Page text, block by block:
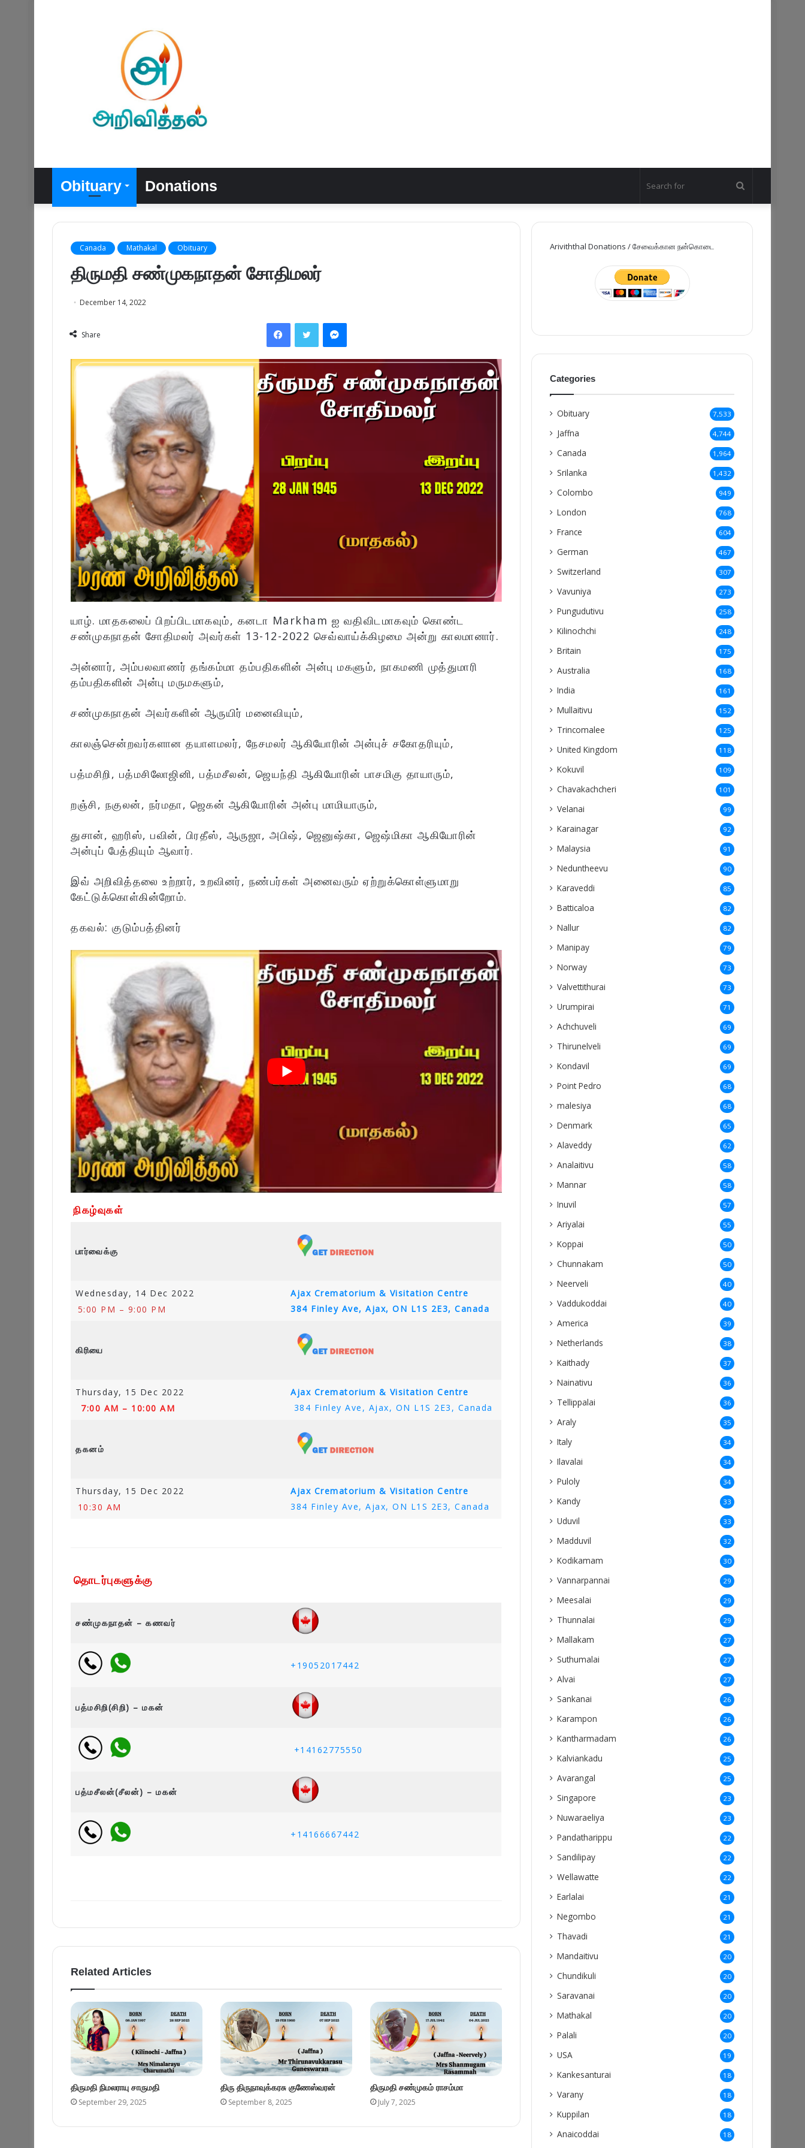
Obituary Donations
for
Canada Mathakal Obituary
திருமதி சண்முகநாதன் சோதிமலர்
December 14, 2022
Share
FacebookTwitter Messenger
யாழ். மாதகலைப் பிறப்பிடமாகவும், கனடா Markham ஐ வதிவிடமாகவும் கொண்ட
சண்முகநாதன் சோதிமலர் அவர்கள் 13-12-2022 செவ்வாய்க்கிழமை அன்று காலமானார்.
அன்னார், அம்பலவாணர் தங்கம்மா தம்பதிகளின் அன்பு மகளும், நாகமணி முத்துமாரி
தம்பதிகளின் அன்பு மருமகளும்,
சண்முகநாதன் அவர்களின் ஆருயிர் மனைவியும்,
காலஞ்சென்றவர்களான தயாளமலர், நேசமலர் ஆகியோரின் அன்புச் சகோதரியும்,
பத்மசிறி, பத்மசிலோஜினி, பத்மசீலன், ஜெயந்தி ஆகியோரின் பாசமிகு தாயாரும்,
றஞ்சி, நகுலன், நர்மதா, ஜெகன் ஆகியோரின் அன்பு மாமியாரும்,
துசான், ஹரிஸ், பவின், பிரதீஸ், ஆருஜா, அபிஷ், ஜெனுஷ்கா, ஜெஷ்மிகா ஆகியோரின்
அன்புப் பேத்தியும் ஆவார்.
இவ் அறிவித்தலை உற்றார், உறவினர், நண்பர்கள் அனைவரும் ஏற்றுக்கொள்ளுமாறு
கேட்டுக்கொள்கின்றோம்.
தகவல்: குடும்பத்தினர்
நிகழ்வுகள்
பார்வைக்கு
Wednesday, 14 Dec 2022
5:00 PM – 9:00 PM
Ajax Crematorium & Visitation Centre
384 Finley Ave, Ajax, ON L1S 2E3, Canada
கிரியை
Thursday, 15 Dec 2022
7:00 AM – 10:00 AM
Ajax Crematorium & Visitation Centre
384 Finley Ave, Ajax, ON L1S 2E3, Canada
தகனம்
Thursday, 15 Dec 2022
10:30 AM
Ajax Crematorium & Visitation Centre
384 Finley Ave, Ajax, ON L1S 2E3, Canada
தொடர்புகளுக்கு
சண்முகநாதன் – கணவர்
+19052017442
பத்மசிறி(சிறி) – மகன்
+14162775550
பத்மசீலன்(சீலன்) – மகன்
+14166667442
Related Articles
திருமதி நிமலராயு சாருமதி
September 29, 2025
திரு திருநாவுக்கரசு குணேஸ்வரன்
September 8, 2025
திருமதி சண்முகம் ராசம்மா
July 7, 2025
Ariviththal Donations / சேவைக்கான நன்கொடை
Categories
Obituary 7,533
Jaffna 4,744
Canada 1,964
Srilanka 1,432
Colombo 949
London 768
France 604
German 467
Switzerland 307
Vavuniya 273
Pungudutivu 258
Kilinochchi 248
Britain 175
Australia 168
India 161
Mullaitivu 152
Trincomalee 125
United Kingdom 118
Kokuvil 109
Chavakachcheri 101
Velanai 99
Karainagar 92
Malaysia 91
Neduntheevu 90
Karaveddi 85
Batticaloa 82
Nallur 82
Manipay 79
Norway 73
Valvettithurai 73
Urumpirai 71
Achchuveli 69
Thirunelveli 69
Kondavil 69
Point Pedro 68
malesiya 68
Denmark 65
Alaveddy 62
Analaitivu 58
Mannar 58
Inuvil 57
Ariyalai 55
Koppai 50
Chunnakam 50
Neerveli 40
Vaddukoddai 40
America 39
Netherlands 38
Kaithady 37
Nainativu 36
Tellippalai 36
Araly 35
Italy 34
Ilavalai 34
Puloly 34
Kandy 33
Uduvil 33
Madduvil 32
Kodikamam 30
Vannarpannai 29
Meesalai 29
Thunnalai 29
Mallakam 27
Suthumalai 27
Alvai 27
Sankanai 26
Karampon 26
Kantharmadam 26
Kalviankadu 25
Avarangal 25
Singapore 23
Nuwaraeliya 23
Pandatharippu 22
Sandilipay 22
Wellawatte 22
Earlalai 21
Negombo 21
Thavadi 21
Mandaitivu 20
Chundikuli 20
Saravanai 20
Mathakal 20
Palali 20
USA 19
Kankesanturai 18
Varany 18
Kuppilan 18
Anaicoddai 18